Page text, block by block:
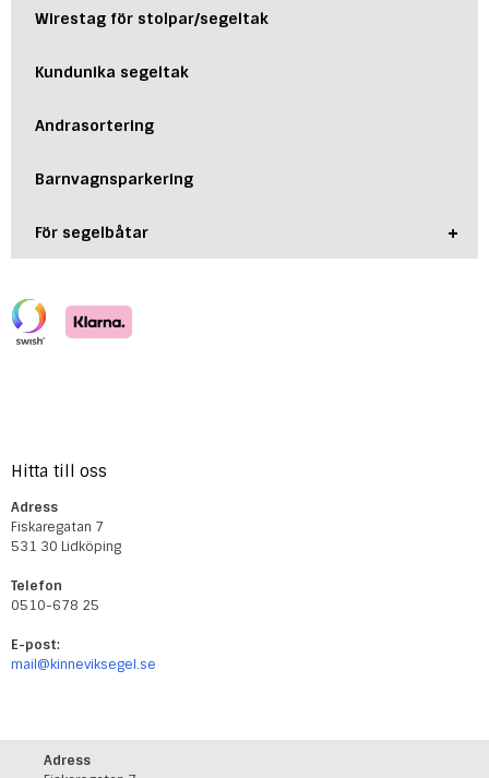
Wirestag för stolpar/segeltak
Kundunika segeltak
Andrasortering
Barnvagnsparkering
+
För segelbåtar
Hitta till oss
Adress
Fiskaregatan 7
531 30 Lidköping
Telefon
0510-678 25
E-post:
mail@kinneviksegel.se
Adress